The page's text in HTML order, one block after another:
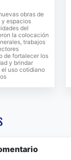
obras de
y espacios
del
la colocación
trabajos
de fortalecer los
y brindar
uso cotidiano